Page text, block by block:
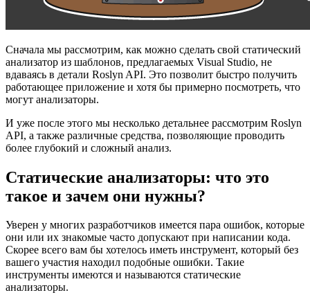
Сначала мы рассмотрим, как можно сделать свой статический
анализатор из шаблонов, предлагаемых Visual Studio, не
вдаваясь в детали Roslyn API. Это позволит быстро получить
работающее приложение и хотя бы примерно посмотреть, что
могут анализаторы.
И уже после этого мы несколько детальнее рассмотрим Roslyn
API, а также различные средства, позволяющие проводить
более глубокий и сложный анализ.
Статические анализаторы: что это
такое и зачем они нужны?
Уверен у многих разработчиков имеется пара ошибок, которые
они или их знакомые часто допускают при написании кода.
Скорее всего вам бы хотелось иметь инструмент, который без
вашего участия находил подобные ошибки. Такие
инструменты имеются и называются статические
анализаторы.